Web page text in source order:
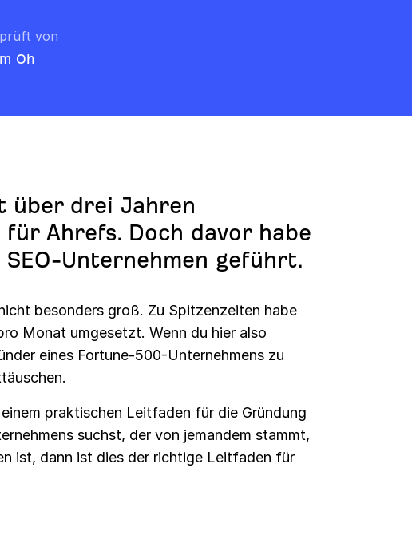
von
Oh
über drei Jahren
Ahrefs. Doch davor habe
Unternehmen geführt.
besonders groß. Zu Spitzenzeiten habe
Monat umgesetzt. Wenn du hier also
eines Fortune-500-Unternehmens zu
praktischen Leitfaden für die Gründung
suchst, der von jemandem stammt,
ist, dann ist dies der richtige Leitfaden für